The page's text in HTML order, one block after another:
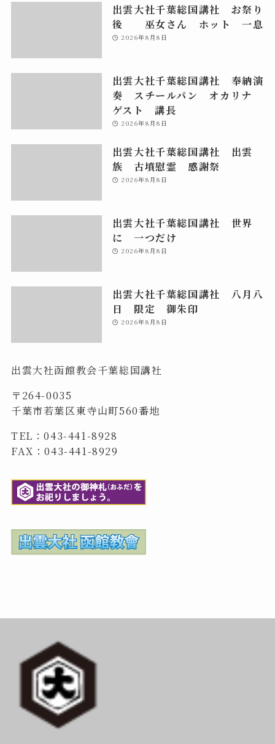
出雲大社千葉総国講社 お祭り
後 巫女さん ホット 一息
2026年8月8日
出雲大社千葉総国講社 奉納演
奏 スチールパン オカリナ
ゲスト 講長
2026年8月8日
出雲大社千葉総国講社 出雲
族 古墳慰霊 感謝祭
2026年8月8日
出雲大社千葉総国講社 世界
に 一つだけ
2026年8月8日
出雲大社千葉総国講社 八月八
日 限定 御朱印
2026年8月8日
出雲大社函館教会千葉総国講社
〒264-0035
千葉市若葉区東寺山町560番地
TEL：043-441-8928
FAX：043-441-8929